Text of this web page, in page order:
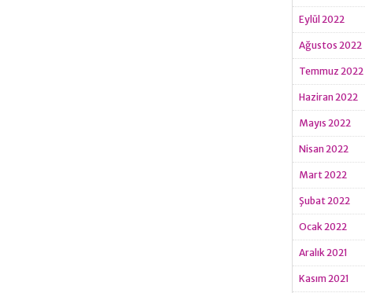
Eylül 2022
Ağustos 2022
Temmuz 2022
Haziran 2022
Mayıs 2022
Nisan 2022
Mart 2022
Şubat 2022
Ocak 2022
Aralık 2021
Kasım 2021